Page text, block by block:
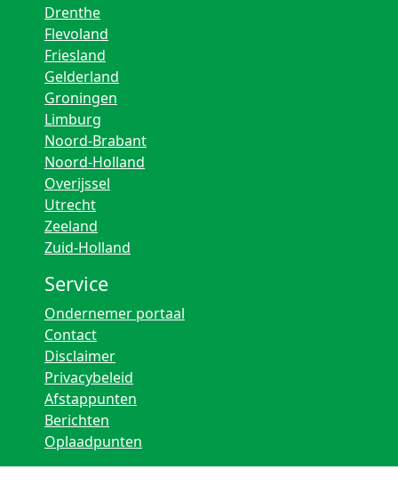
Drenthe
Flevoland
Friesland
Gelderland
Groningen
Limburg
Noord-Brabant
Noord-Holland
Overijssel
Utrecht
Zeeland
Zuid-Holland
Service
Ondernemer portaal
Contact
Disclaimer
Privacybeleid
Afstappunten
Berichten
Oplaadpunten